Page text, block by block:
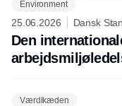
Environment
25.06.2026 Dansk
Den
Værdikæden